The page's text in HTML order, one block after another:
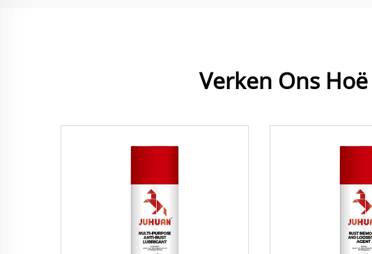
Verken Ons